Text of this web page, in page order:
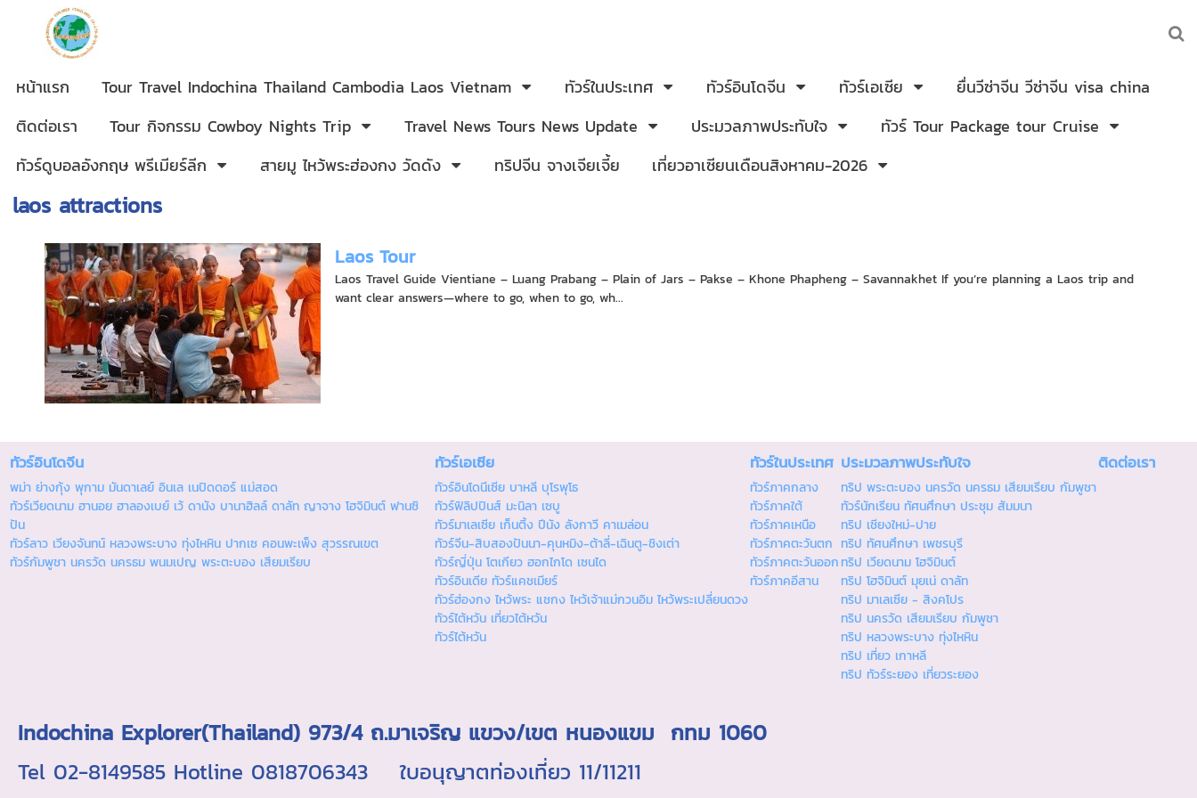
หน้าแรก Tour Travel Indochina Thailand Cambodia Laos Vietnam ทัวร์ในประเทศ ทัวร์อินโดจีน ทัวร์เอเซีย
ยื่นวีซ่าจีน วีซ่าจีน visa china
ติดต่อเรา
Tour กิจกรรม Cowboy Nights Trip Travel News Tours News Update ประมวลภาพประทับใจ
ทัวร์ Tour Package tour Cruise
ทัวร์ดูบอลอังกฤษ พรีเมียร์ลีก
สายมู ไหว้พระฮ่องกง วัดดัง ทริปจีน จางเจียเจี้ย เที่ยวอาเซียนเดือนสิงหาคม-2026
laos attractions
Laos Tour
Laos Travel Guide Vientiane – Luang Prabang – Plain of Jars – Pakse – Khone Phapheng – Savannakhet If you’re planning a Laos trip and
want clear answers—where to go, when to go, wh...
ทัวร์อินโดจีน
พม่า ย่างกุ้ง พุกาม มันดาเลย์ อินเล เนปิดดอร์ แม่สอด
ทัวร์เวียดนาม ฮานอย ฮาลองเบย์ เว้ ดานัง บานาฮิลล์ ดาลัท ญาจาง โฮจิมินต์ ฟานซิ
ปัน
ทัวร์ลาว เวียงจันทน์ หลวงพระบาง ทุ่งไหหิน ปากเซ คอนพะเพ็ง สุวรรณเขต
ทัวร์กัมพูชา นครวัด นครธม พนมเปญ พระตะบอง เสียมเรียบ
ทัวร์เอเซีย
ทัวร์อินโดนีเซีย บาหลี บุโรพุโธ
ทัวร์ฟิลิปปินส์ มะนิลา เซบู
ทัวร์มาเลเซีย เก็นติ้ง ปีนัง ลังกาวี คาเมล่อน
ทัวร์จีน-สิบสองปันนา-คุนหมิง-ต้าลี่-เฉินตู-ชิงเต่า
ทัวร์ญี่ปุ่น โตเกียว ฮอกไกโด เซนได
ทัวร์อินเดีย ทัวร์แคชเมียร์
ทัวร์ฮ่องกง ไหว้พระ แชกง ไหว้เจ้าแม่กวนอิม ไหว้พระเปลี่ยนดวง
ทัวร์ไต้หวัน เที่ยวไต้หวัน
ทัวร์ไต้หวัน
ทัวร์ในประเทศ
ทัวร์ภาคกลาง
ทัวร์ภาคใต้
ทัวร์ภาคเหนือ
ทัวร์ภาคตะวันตก
ทัวร์ภาคตะวันออก
ทัวร์ภาคอีสาน
ประมวลภาพประทับใจ
ทริป พระตะบอง นครวัด นครธม เสียมเรียบ กัมพูชา
ทัวร์นักเรียน ทัศนศึกษา ประชุม สัมมนา
ทริป เชียงใหม่-ปาย
ทริป ทัศนศึกษา เพชรบุรี
ทริป เวียดนาม โฮจิมินต์
ทริป โฮจิมินต์ มุยเน่ ดาลัท
ทริป มาเลเซีย - สิงคโปร
ทริป นครวัด เสียมเรียบ กัมพูชา
ทริป หลวงพระบาง ทุ่งไหหิน
ทริป เที่ยว เกาหลี
ทริป ทัวร์ระยอง เที่ยวระยอง
ติดต่อเรา
Indochina Explorer(Thailand) 973/4 ถ.มาเจริญ แขวง/เขต หนองแขม กทม 1060
Tel 02-8149585 Hotline 0818706343 ใบอนุญาตท่องเที่ยว 11/11211